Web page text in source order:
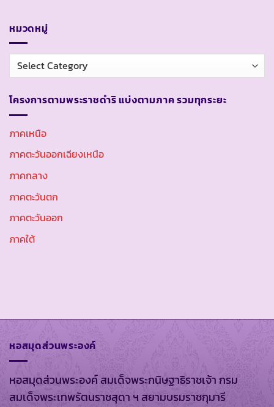
หมวดหมู่
หมวด
หมู่
โครงการตามพระราชดำริ แบ่งตามภาค รวมทุกระยะ
ภาคเหนือ
ภาคตะวันออกเฉียงเหนือ
ภาคกลาง
ภาคตะวันตก
ภาคตะวันออก
ภาคใต้
หอสมุดส่วนพระองค์
หอสมุดส่วนพระองค์ สมเด็จพระกนิษฐาธิราชเจ้า กรม
สมเด็จพระเทพรัตนราชสุดา ฯ สยามบรมราชกุมารี